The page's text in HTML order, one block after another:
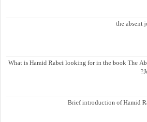
the absent
What is Hamid Rabei looking for in the book The
Brief introduction of Hamid